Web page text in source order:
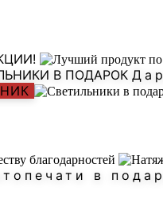
В ПОДАРОК
в